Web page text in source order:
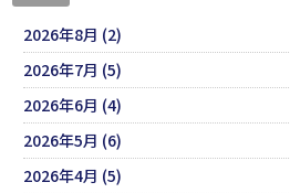
2026年8月 (2)
2026年7月 (5)
2026年6月 (4)
2026年5月 (6)
2026年4月 (5)